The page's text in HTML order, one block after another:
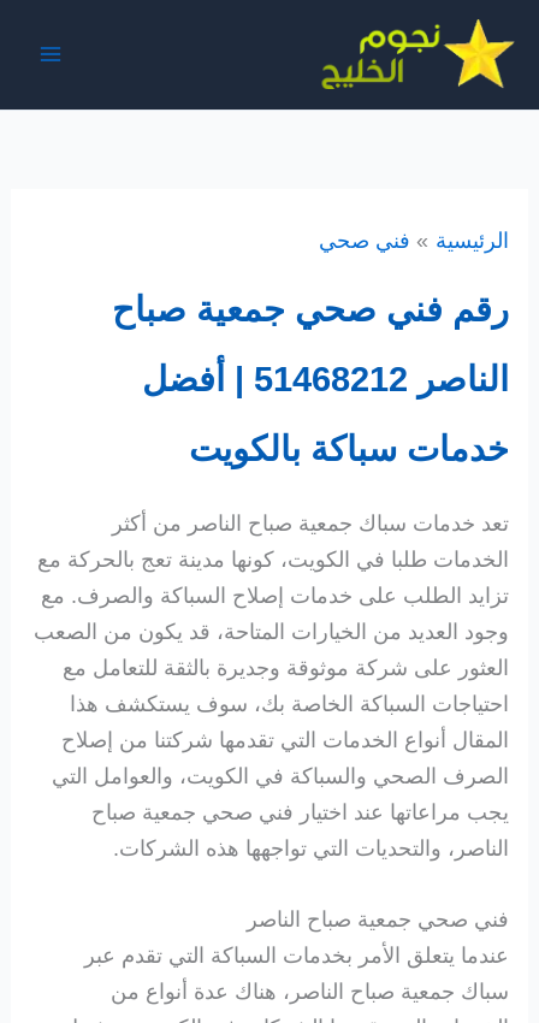
المحتوى
الرئيسية فني صحي
رقم فني صحي جمعية صباح
الناصر 51468212 | أفضل
خدمات سباكة بالكويت
تعد خدمات سباك جمعية صباح الناصر من أكثر
الخدمات طلبا في الكويت، كونها مدينة تعج بالحركة مع
تزايد الطلب على خدمات إصلاح السباكة والصرف. مع
وجود العديد من الخيارات المتاحة، قد يكون من الصعب
العثور على شركة موثوقة وجديرة بالثقة للتعامل مع
احتياجات السباكة الخاصة بك، سوف يستكشف هذا
المقال أنواع الخدمات التي تقدمها شركتنا من إصلاح
الصرف الصحي والسباكة في الكويت، والعوامل التي
يجب مراعاتها عند اختيار فني صحي جمعية صباح
الناصر، والتحديات التي تواجهها هذه الشركات.
فني صحي جمعية صباح الناصر
عندما يتعلق الأمر بخدمات السباكة التي تقدم عبر
سباك جمعية صباح الناصر، هناك عدة أنواع من